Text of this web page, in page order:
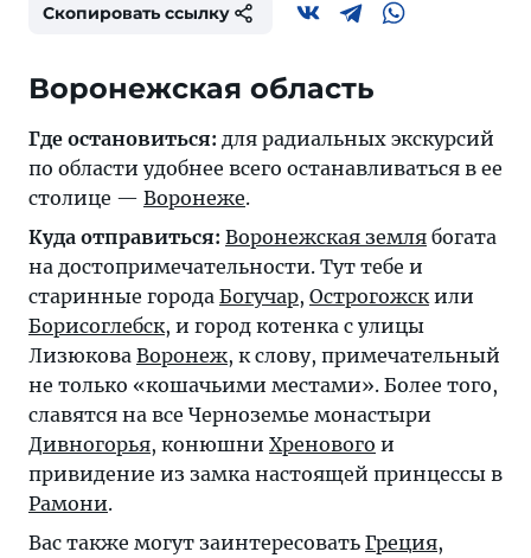
Скопировать ссылку
Воронежская область
Где остановиться: для радиальных экскурсий
по области удобнее всего останавливаться в ее
столице — Воронеже.
Куда отправиться: Воронежская земля богата
на достопримечательности. Тут тебе и
старинные города Богучар, Острогожск или
Борисоглебск, и город котенка с улицы
Лизюкова Воронеж, к слову, примечательный
не только «кошачьими местами». Более того,
славятся на все Черноземье монастыри
Дивногорья, конюшни Хренового и
привидение из замка настоящей принцессы в
Рамони.
Вас также могут заинтересовать Греция,